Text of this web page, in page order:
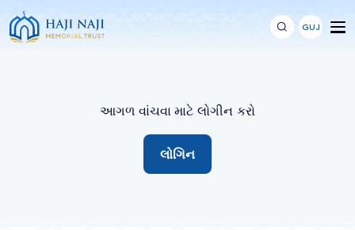
GUJ
આગળ વાંચવા માટે લોગીન કરો
લોગિન